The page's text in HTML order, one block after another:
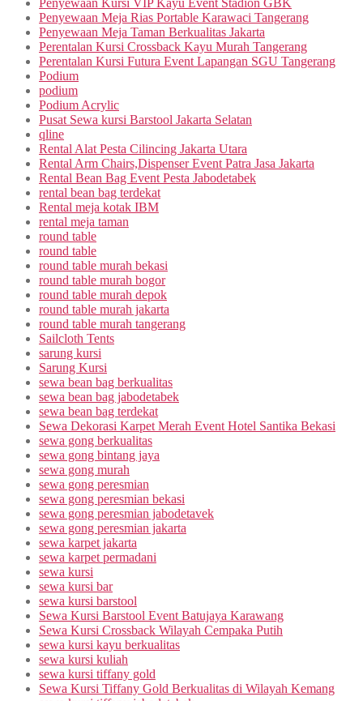
Penyewaan Meja Rias Portable Karawaci Tangerang
Penyewaan Meja Taman Berkualitas Jakarta
Perentalan Kursi Crossback Kayu Murah Tangerang
Perentalan Kursi Futura Event Lapangan SGU Tangerang
Podium
podium
Podium Acrylic
Pusat Sewa kursi Barstool Jakarta Selatan
qline
Rental Alat Pesta Cilincing Jakarta Utara
Rental Arm Chairs,Dispenser Event Patra Jasa Jakarta
Rental Bean Bag Event Pesta Jabodetabek
rental bean bag terdekat
Rental meja kotak IBM
rental meja taman
round table
round table
round table murah bekasi
round table murah bogor
round table murah depok
round table murah jakarta
round table murah tangerang
Sailcloth Tents
sarung kursi
Sarung Kursi
sewa bean bag berkualitas
sewa bean bag jabodetabek
sewa bean bag terdekat
Sewa Dekorasi Karpet Merah Event Hotel Santika Bekasi
sewa gong berkualitas
sewa gong bintang jaya
sewa gong murah
sewa gong peresmian
sewa gong peresmian bekasi
sewa gong peresmian jabodetavek
sewa gong peresmian jakarta
sewa karpet jakarta
sewa karpet permadani
sewa kursi
sewa kursi bar
sewa kursi barstool
Sewa Kursi Barstool Event Batujaya Karawang
Sewa Kursi Crossback Wilayah Cempaka Putih
sewa kursi kayu berkualitas
sewa kursi kuliah
sewa kursi tiffany gold
Sewa Kursi Tiffany Gold Berkualitas di Wilayah Kemang